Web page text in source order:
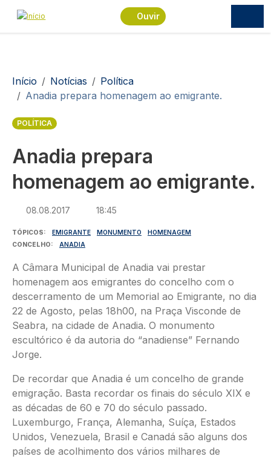
Passar para o conteúdo principal
Ouvir
Navegação estrutural
Início Notícias
Política
Anadia prepara homenagem ao emigrante.
POLÍTICA
Anadia prepara
homenagem ao emigrante.
08.08.2017 18:45
TÓPICOS EMIGRANTE MONUMENTO
HOMENAGEM
CONCELHO
ANADIA
A Câmara Municipal de Anadia vai prestar
homenagem aos emigrantes do concelho com o
descerramento de um Memorial ao Emigrante, no dia
22 de Agosto, pelas 18h00, na Praça Visconde de
Seabra, na cidade de Anadia. O monumento
escultórico é da autoria do “anadiense” Fernando
Jorge.
De recordar que Anadia é um concelho de grande
emigração. Basta recordar os finais do século XIX e
as décadas de 60 e 70 do século passado.
Luxemburgo, França, Alemanha, Suíça, Estados
Unidos, Venezuela, Brasil e Canadá são alguns dos
países de acolhimento dos vários milhares de